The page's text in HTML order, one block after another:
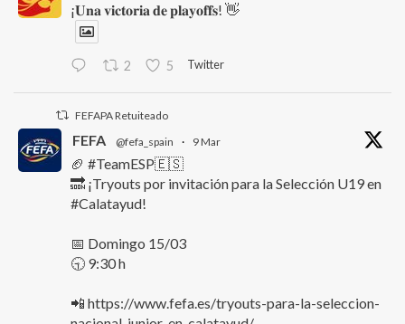
¡𝐔𝐧𝐚 𝐯𝐢𝐜𝐭𝐨𝐫𝐢𝐚 𝐝𝐞 𝐩𝐥𝐚𝐲𝐨𝐟𝐟𝐬! 👋
2 5 Twitter
FEFAPA Retuiteado
FEFA @fefa_spain · 9 Mar
🏈 #TeamESP🇪🇸
🔜 ¡Tryouts por invitación para la Selección U19 en
#Calatayud!
📅 Domingo 15/03
🕤 9:30 h
📲 https://www.fefa.es/tryouts-para-la-seleccion-